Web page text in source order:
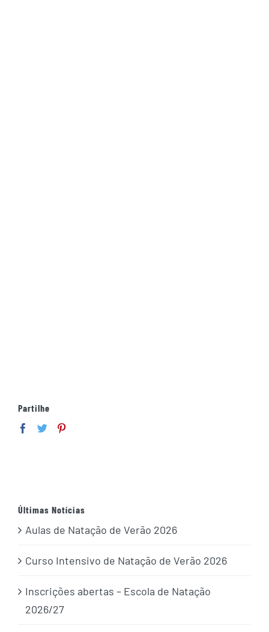
Partilhe
Últimas Notícias
Aulas de Natação de Verão 2026
Curso Intensivo de Natação de Verão 2026
Inscrições abertas – Escola de Natação
2026/27